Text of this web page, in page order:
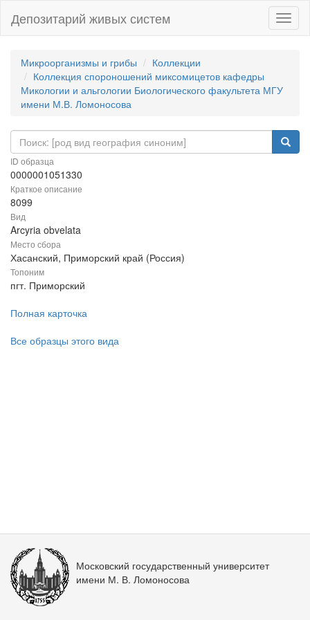
Депозитарий живых систем
Микроорганизмы и грибы
Коллекции
Коллекция спороношений миксомицетов кафедры
Микологии и альгологии Биологического факультета МГУ
имени М.В. Ломоносова
ID образца
0000001051330
Краткое описание
8099
Вид
Arcyria obvelata
Место сбора
Хасанский, Приморский край (Россия)
Топоним
пгт. Приморский
Полная карточка
Все образцы этого вида
Московский государственный университет
имени М. В. Ломоносова